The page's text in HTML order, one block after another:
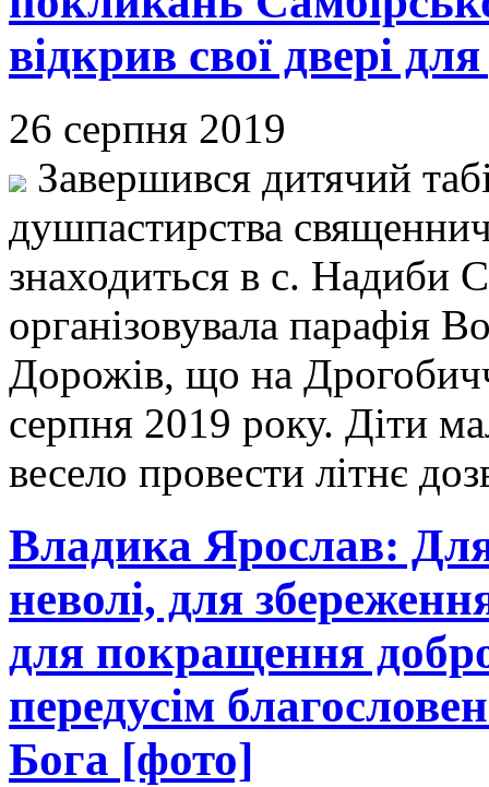
відкрив свої двері
26 серпня 2019
Завершився дитячий
душпастирства
знаходиться в с. Надиби
організовувала парафія
Дорожів, що на
серпня 2019 року. Діти
весело провести літнє
Владика Ярослав:
неволі, для
для покращення
передусім
Бога [фото]